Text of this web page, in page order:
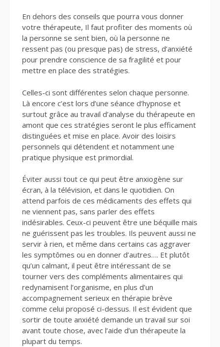
En dehors des conseils que pourra vous donner
votre thérapeute, Il faut profiter des moments où
la personne se sent bien, où la personne ne
ressent pas (ou presque pas) de stress, d’anxiété
pour prendre conscience de sa fragilité et pour
mettre en place des stratégies.
Celles-ci sont différentes selon chaque personne.
Là encore c’est lors d’une séance d’hypnose et
surtout grâce au travail d’analyse du thérapeute en
amont que ces stratégies seront le plus efficament
distinguées et mise en place. Avoir des loisirs
personnels qui détendent et notamment une
pratique physique est primordial.
Éviter aussi tout ce qui peut être anxiogène sur
écran, à la télévision, et dans le quotidien. On
attend parfois de ces médicaments des effets qui
ne viennent pas, sans parler des effets
indésirables. Ceux-ci peuvent être une béquille mais
ne guérissent pas les troubles. Ils peuvent aussi ne
servir à rien, et même dans certains cas aggraver
les symptômes ou en donner d’autres…. Et plutôt
qu’un calmant, il peut être intéressant de se
tourner vers des compléments alimentaires qui
redynamisent l’organisme, en plus d’un
accompagnement serieux en thérapie brève
comme celui proposé ci-dessus. Il est évident que
sortir de toute anxiété demande un travail sur soi
avant toute chose, avec l’aide d’un thérapeute la
plupart du temps.